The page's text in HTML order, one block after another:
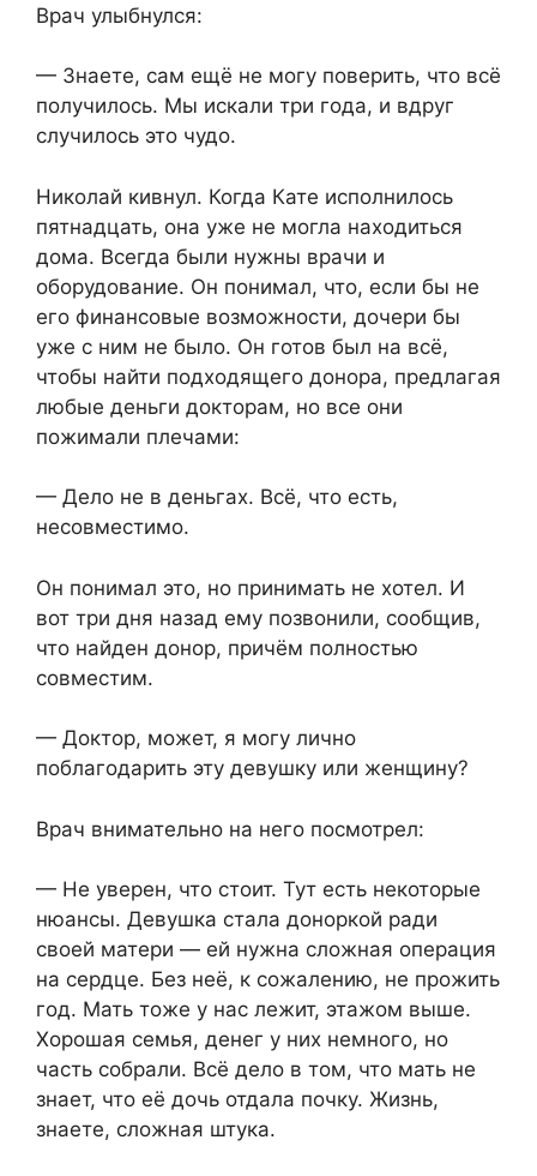
Врач улыбнулся:
— Знаете, сам ещё не могу поверить, что всё
получилось. Мы искали три года, и вдруг
случилось это чудо.
Николай кивнул. Когда Кате исполнилось
пятнадцать, она уже не могла находиться
дома. Всегда были нужны врачи и
оборудование. Он понимал, что, если бы не
его финансовые возможности, дочери бы
уже с ним не было. Он готов был на всё,
чтобы найти подходящего донора, предлагая
любые деньги докторам, но все они
пожимали плечами:
— Дело не в деньгах. Всё, что есть,
несовместимо.
Он понимал это, но принимать не хотел. И
вот три дня назад ему позвонили, сообщив,
что найден донор, причём полностью
совместим.
— Доктор, может, я могу лично
поблагодарить эту девушку или женщину?
Врач внимательно на него посмотрел:
— Не уверен, что стоит. Тут есть некоторые
нюансы. Девушка стала доноркой ради
своей матери — ей нужна сложная операция
на сердце. Без неё, к сожалению, не прожить
год. Мать тоже у нас лежит, этажом выше.
Хорошая семья, денег у них немного, но
часть собрали. Всё дело в том, что мать не
знает, что её дочь отдала почку. Жизнь,
знаете, сложная штука.